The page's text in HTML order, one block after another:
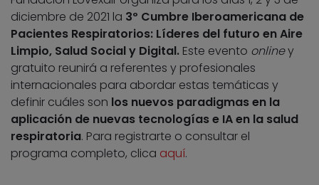
diciembre de 2021 la 3º Cumbre Iberoamericana de
Pacientes Respiratorios: Líderes del futuro en Aire
Limpio, Salud Social y Digital. Este evento onliney
gratuito reunirá a referentes y profesionales
internacionales para abordar estas temáticas y
definir cuáles son los nuevos paradigmas en la
aplicación de nuevas tecnologías e IA en la salud
respiratoria. Para registrarte o consultar el
programa completo, clica aquí.